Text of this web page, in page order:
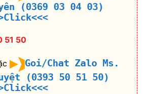
(0369 03 04 03)
51 50
Goi/Chat Zalo Ms.
(0393 50 51 50)